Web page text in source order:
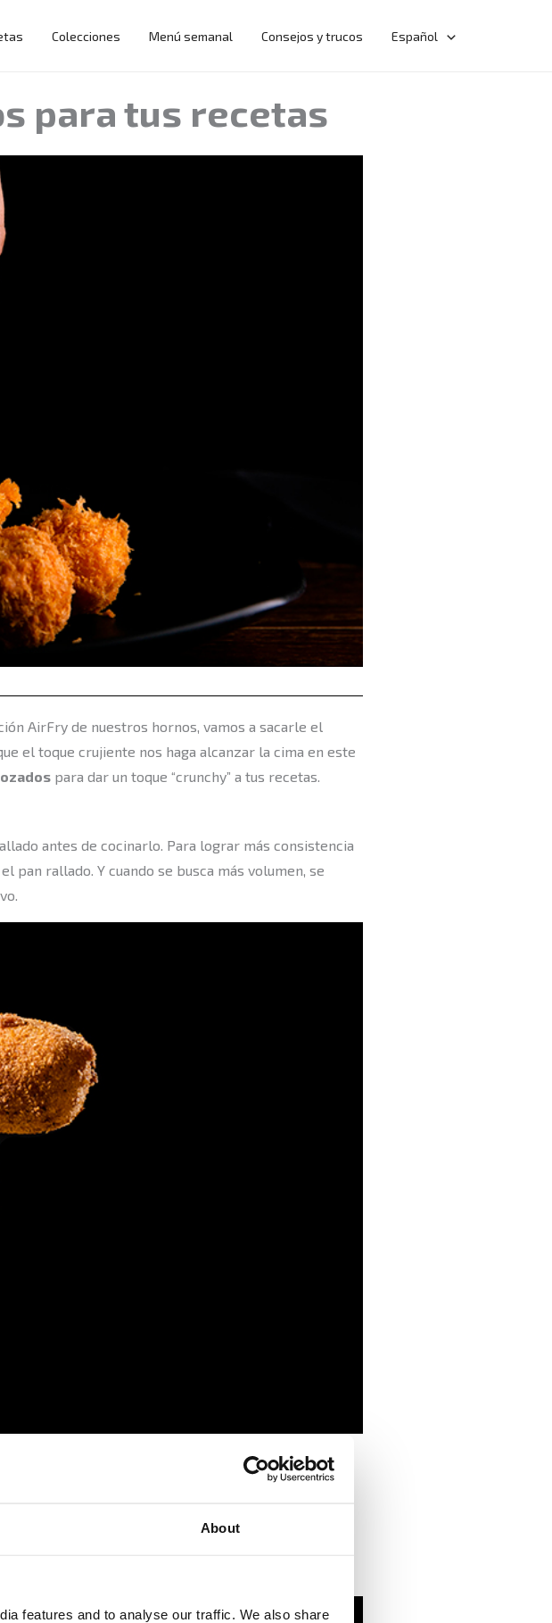
About
features and to analyse our traffic. We also share
Colecciones Menú semanal Consejos y trucos Español
para tus recetas
AirFry de nuestros hornos, vamos a sacarle el
el toque crujiente nos haga alcanzar la cima en este
para dar un toque “crunchy” a tus recetas.
antes de cocinarlo. Para lograr más consistencia
pan rallado. Y cuando se busca más volumen, se
y agua muy fría. La temperatura es la clave de este
muy crujiente. También hay variantes de la
para verduras, mariscos y pescados.